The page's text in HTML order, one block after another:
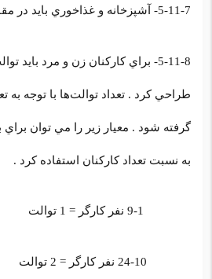
5-11-7- آشپزخانه و غذاخوري بايد در مقابل آفات حفاظت شوند .
5-11-8- براي كاركنان زن و مرد بايد
طراحي كرد . تعداد توالت‌ها با توجه به
گرفته شود . معيار زير را مي توان براي
به نسبت تعداد كاركنان استفاده كرد .